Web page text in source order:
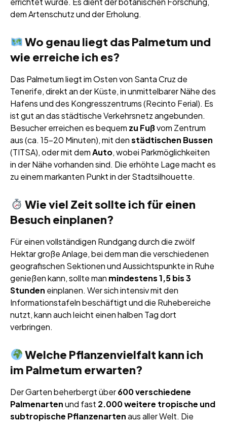
dem Artenschutz und der Erholung.
Wo genau liegt das Palmetum und
wie erreiche ich es?
Das Palmetum liegt im Osten von Santa Cruz de
Tenerife, direkt an der Küste, in unmittelbarer Nähe des
Hafens und des Kongresszentrums (Recinto Ferial). Es
ist gut an das städtische Verkehrsnetz angebunden.
Besucher erreichen es bequem zu Fußvom Zentrum
aus (ca. 15-20 Minuten), mit denstädtischen Bussen
(TITSA), oder mit demAuto, wobei Parkmöglichkeiten
in der Nähe vorhanden sind. Die erhöhte Lage macht es
zu einem markanten Punkt in der Stadtsilhouette.
Wie viel Zeit sollte ich für einen
Besuch einplanen?
Für einen vollständigen Rundgang durch die zwölf
Hektar große Anlage, bei dem man die verschiedenen
geografischen Sektionen und Aussichtspunkte in Ruhe
genießen kann, sollte man mindestens 1,5 bis 3
Stunden einplanen. Wer sich intensiv mit den
Informationstafeln beschäftigt und die Ruhebereiche
nutzt, kann auch leicht einen halben Tag dort
verbringen.
Welche Pflanzenvielfalt kann ich
im Palmetum erwarten?
Der Garten beherbergt über600 verschiedene
Palmenartenund fast 2.000 weitere tropische und
subtropische Pflanzenartenaus aller Welt. Die